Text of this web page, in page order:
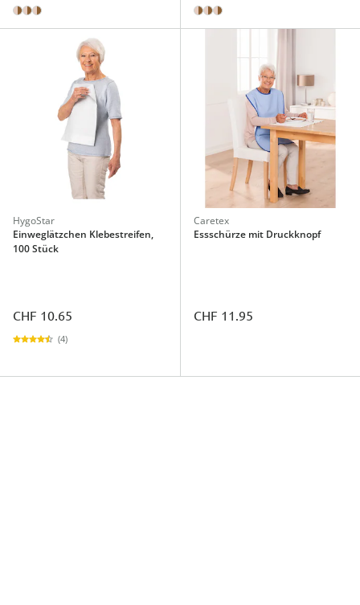
HygoStar
Einweglätzchen Klebestreifen,
100 Stück
CHF 10.65
(4)
Caretex
Essschürze mit Druckknopf
CHF 11.95